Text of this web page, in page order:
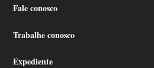
Fale conosco
Trabalhe conosco
Expediente